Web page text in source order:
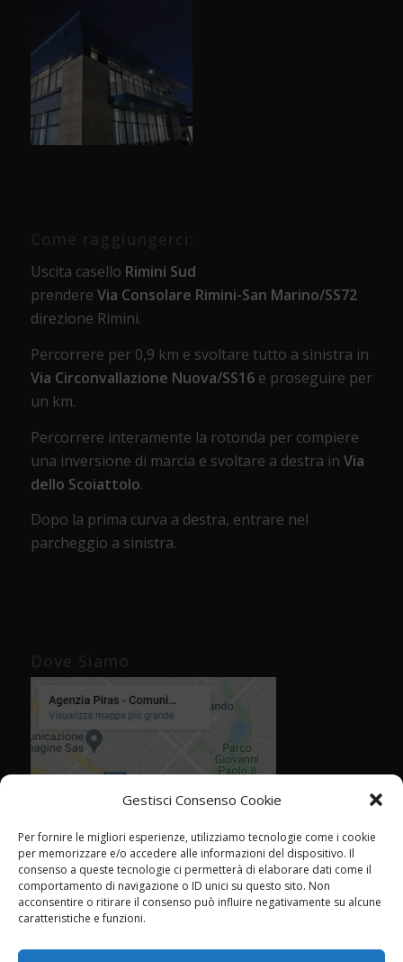
Gestisci Consenso Cookie
Per fornire le migliori esperienze, utilizziamo tecnologie come i cookie
per memorizzare e/o accedere alle informazioni del dispositivo. Il
consenso a queste tecnologie ci permetterà di elaborare dati come il
comportamento di navigazione o ID unici su questo sito. Non
acconsentire o ritirare il consenso può influire negativamente su alcune
caratteristiche e funzioni.
Uscita casello Rimini Sud
prendere Via Consolare Rimini-San Marino/SS72
direzione Rimini.
Percorrere per 0,9 km e svoltare tutto a sinistra in
Via Circonvallazione Nuova/SS16e proseguire per
un km.
Percorrere interamente la rotonda per compiere
una inversione di marcia e svoltare a destra in Via
dello Scoiattolo.
Dopo la prima curva a destra, entrare nel
parcheggio a sinistra.